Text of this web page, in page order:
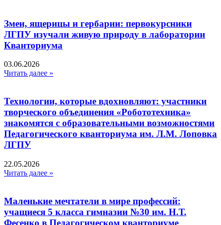
Змеи, ящерицы и гербарии: первокурсники
ЛГПУ изучали живую природу в лаборатории
Кванториума
03.06.2026
Читать далее »
Технологии, которые вдохновляют: участники
творческого объединения «Робототехника»
знакомятся с образовательными возможностями
Педагогического кванториума им. Л.М. Лоповка
ЛГПУ
22.05.2026
Читать далее »
Маленькие мечтатели в мире профессий:
учащиеся 5 класса гимназии №30 им. Н.Т.
Фесенко в Педагогическом кванториуме